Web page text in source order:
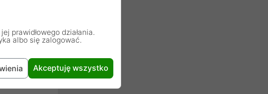
prawidłowego działania.
albo się zalogować.
Akceptuję wszystko